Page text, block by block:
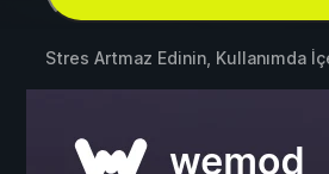
Stres Artmaz Edinin, Kullanımda